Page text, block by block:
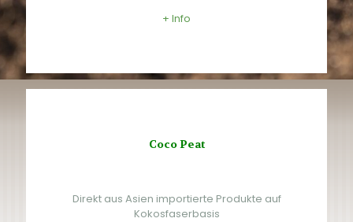
+ Info
Coco Peat
Direkt aus Asien importierte Produkte auf
Kokosfaserbasis